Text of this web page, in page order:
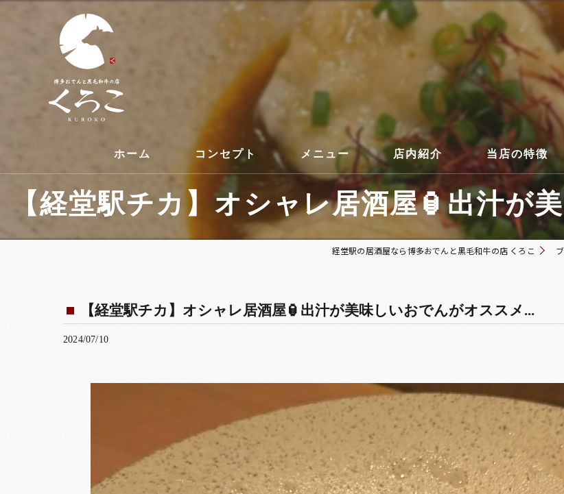
ホーム コンセプト メニュー 店内紹介 当店の特徴
コース
【経堂駅チカ】オシャレ居酒屋🏮出汁が
経堂駅の居酒屋なら博多おでんと黒毛和牛の店 くろこ
【経堂駅チカ】オシャレ居酒屋🏮出汁が美味しいおでんがオススメ...
2024/07/10